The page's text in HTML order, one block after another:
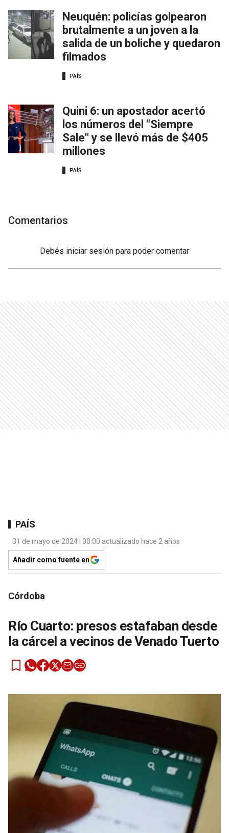
Neuquén: policías golpearon
brutalmente a un joven a la
salida de un boliche y quedaron
filmados
PAÍS
Quini 6: un apostador acertó
los números del "Siempre
Sale" y se llevó más de $405
millones
PAÍS
Comentarios
Debés iniciar sesión para poder comentar
PAÍS
31 de mayo de 2024 | 00:00 actualizado hace 2 años
Añadir como fuente en
Córdoba
Río Cuarto: presos estafaban desde
la cárcel a vecinos de Venado Tuerto